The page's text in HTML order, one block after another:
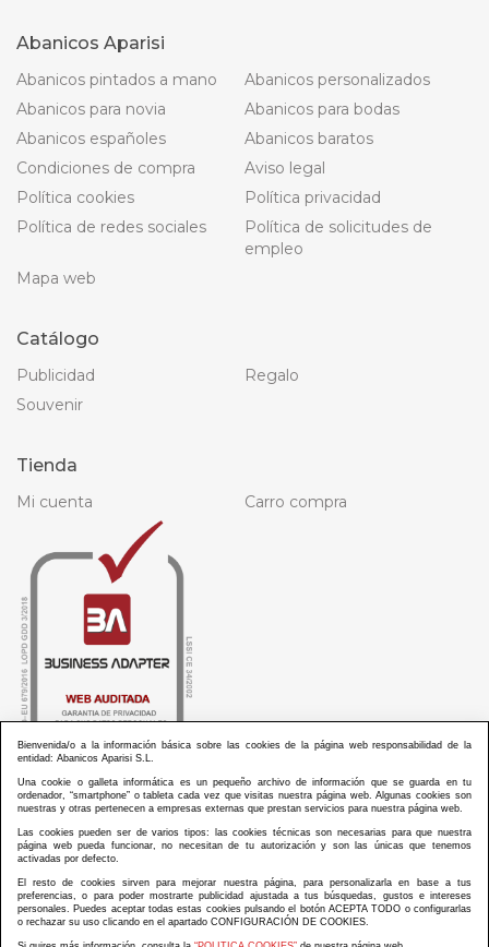
Abanicos Aparisi
Abanicos pintados a mano
Abanicos personalizados
Abanicos para novia
Abanicos para bodas
Abanicos españoles
Abanicos baratos
Condiciones de compra
Aviso legal
Política cookies
Política privacidad
Política de redes sociales
Política de solicitudes de
empleo
Mapa web
Catálogo
Publicidad
Regalo
Souvenir
Tienda
Mi cuenta Carro compra
ABANICOS APARISI S.L. ha recibido por parte de La Generalitat Valenciana, la cantidad de
100.000 € en apoyo al proyecto HISOLV/2021/3933/46 del PLAN EMPRESARIAL “PLAN RESISITIR
ABANICOS APARISI S.L. ha recibido por parte de La Generalitat Valenciana, la cantidad de 7.000
€ en apoyo al proyecto CMARTE/2021/265/46 del PLAN AYUDAS DIRECTAS ARTESANIA “CMARTE”.
Bienvenida/o a la información básica sobre las cookies de la página web responsabilidad de la
entidad: Abanicos Aparisi S.L.
Una cookie o galleta informática es un pequeño archivo de información que se guarda en tu
ordenador, “smartphone” o tableta cada vez que visitas nuestra página web. Algunas cookies son
nuestras y otras pertenecen a empresas externas que prestan servicios para nuestra página web.
Las cookies pueden ser de varios tipos: las cookies técnicas son necesarias para que nuestra
página web pueda funcionar, no necesitan de tu autorización y son las únicas que tenemos
activadas por defecto.
El resto de cookies sirven para mejorar nuestra página, para personalizarla en base a tus
preferencias, o para poder mostrarte publicidad ajustada a tus búsquedas, gustos e intereses
personales. Puedes aceptar todas estas cookies pulsando el botón ACEPTA TODO o configurarlas
o rechazar su uso clicando en el apartado CONFIGURACIÓN DE COOKIES.